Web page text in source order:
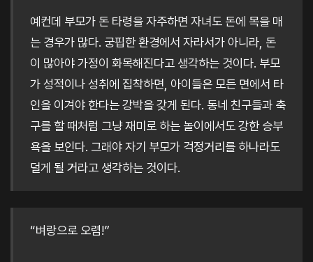
예컨데 부모가 돈 타령을 자주하면 자녀도 돈에 목을 매
는 경우가 많다. 궁핍한 환경에서 자라서가 아니라, 돈
이 많아야 가정이 화목해진다고 생각하는 것이다. 부모
가 성적이나 성취에 집착하면, 아이들은 모든 면에서 타
인을 이겨야 한다는 강박을 갖게 된다. 동네 친구들과 축
구를 할 때처럼 그냥 재미로 하는 놀이에서도 강한 승부
욕을 보인다. 그래야 자기 부모가 걱정거리를 하나라도
덜게 될 거라고 생각하는 것이다.
“벼랑으로 오렴!”